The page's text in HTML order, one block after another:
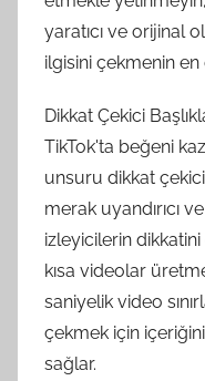
yaratıcı ve orijinal
ilgisini çekmenin
Dikkat Çekici
TikTok'ta beğeni
unsuru dikkat çekici
merak uyandırıcı
izleyicilerin
kısa videolar
saniyelik video
çekmek için
sağlar.